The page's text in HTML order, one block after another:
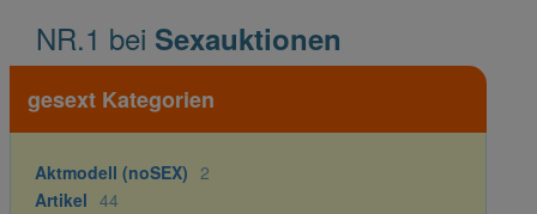
NR.1 bei Sexauktionen
gesext Kategorien
Aktmodell (noSEX) 2
Artikel 44